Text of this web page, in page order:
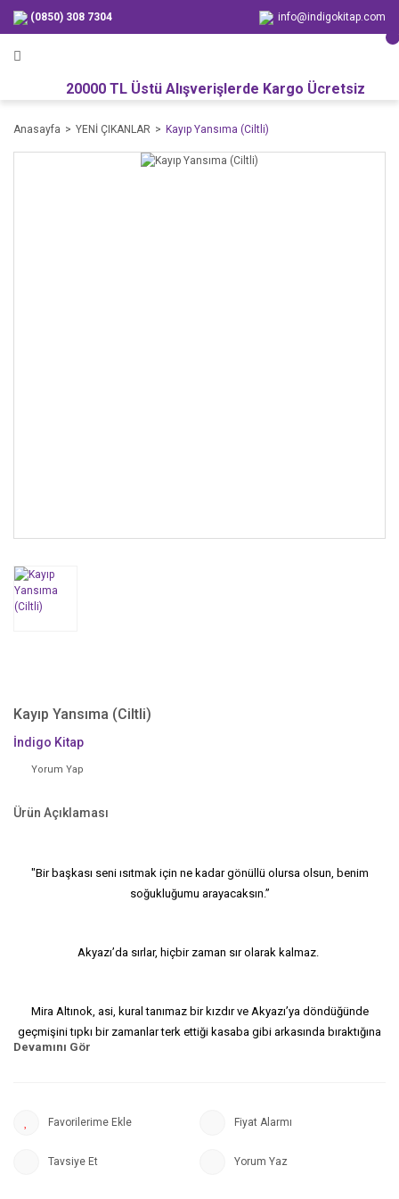
(0850) 308 7304 info@indigokitap.com
20000 TL Üstü Alışverişlerde Kargo Ücretsiz
Anasayfa YENİ ÇIKANLAR Kayıp Yansıma (Ciltli)
Kayıp Yansıma (Ciltli)
İndigo Kitap
Yorum Yap
Ürün Açıklaması
"Bir başkası seni ısıtmak için ne kadar gönüllü olursa olsun, benim
soğukluğumu arayacaksın.”
Akyazı’da sırlar, hiçbir zaman sır olarak kalmaz.
Mira Altınok, asi, kural tanımaz bir kızdır ve Akyazı’ya döndüğünde
geçmişini tıpkı bir zamanlar terk ettiği kasaba gibi arkasında bıraktığına
inanmaktadır. Onu bekleyen tek zorluğun nefret ettiği adam olan Poyraz
Lina Altınok ikiz kız kardeşinin aksine ailesinin pırlanta çocuğudur.
Fiyat Alarmı
Tavsiye Et Yorum Yaz